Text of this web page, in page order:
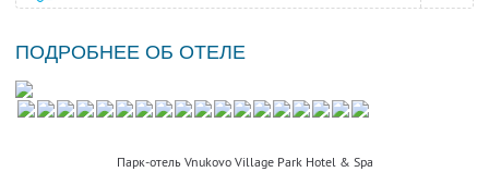
ПОДРОБНЕЕ ОБ ОТЕЛЕ
Парк-отель Vnukovo Village Park Hotel & Spa